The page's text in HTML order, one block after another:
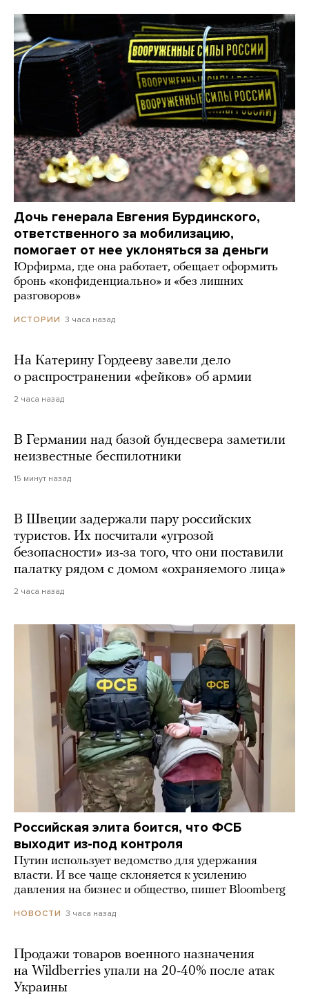
Дочь генерала Евгения Бурдинского,
ответственного за мобилизацию,
помогает от нее уклоняться за деньги
Юрфирма, где она работает, обещает оформить
бронь «конфиденциально» и «без лишних
разговоров»
ИСТОРИИ 3 часа назад
На Катерину Гордееву завели дело
о распространении «фейков» об армии
2 часа назад
В Германии над базой бундесвера заметили
неизвестные беспилотники
15 минут назад
В Швеции задержали пару российских
туристов. Их посчитали «угрозой
безопасности» из-за того, что они поставили
палатку рядом с домом «охраняемого лица»
2 часа назад
Российская элита боится, что ФСБ
выходит из-под контроля
Путин использует ведомство для удержания
власти. И все чаще склоняется к усилению
давления на бизнес и общество, пишет Bloomberg
НОВОСТИ 3 часа назад
Продажи товаров военного назначения
на Wildberries упали на 20-40% после атак
Украины